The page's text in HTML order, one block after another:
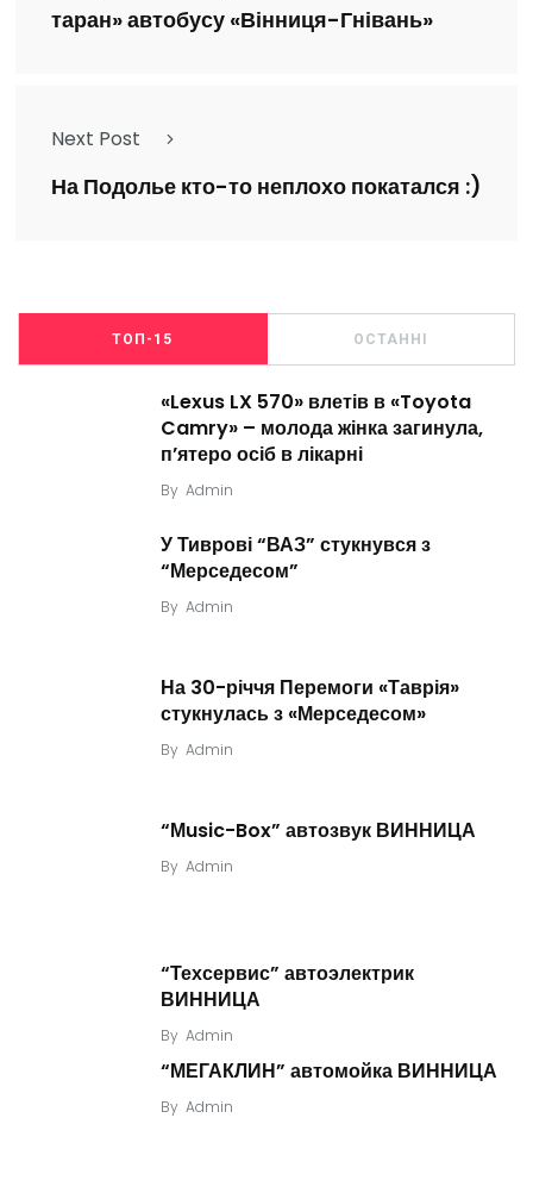
таран» автобусу «Вінниця-Гнівань»
Next Post
На Подолье кто-то неплохо покатался :)
ТОП-15 ОСТАННІ
«Lexus LX 570» влетів в «Toyota
Camry» – молода жінка загинула,
п’ятеро осіб в лікарні
By Admin
У Тиврові “ВАЗ” стукнувся з
“Мерседесом”
By Admin
На 30-річчя Перемоги «Таврія»
стукнулась з «Мерседесом»
By Admin
“Мusic-Box” автозвук ВИННИЦА
By Admin
“Техсервис” автоэлектрик
ВИННИЦА
By Admin
“МЕГАКЛИН” автомойка ВИННИЦА
By Admin